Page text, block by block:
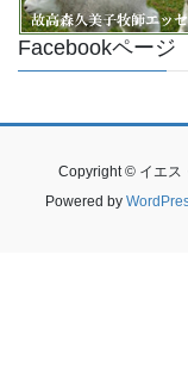
Facebookページ
Copyright © イエス
Powered by